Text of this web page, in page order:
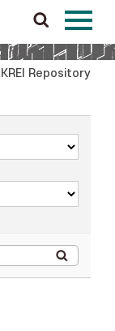
KREI Repository